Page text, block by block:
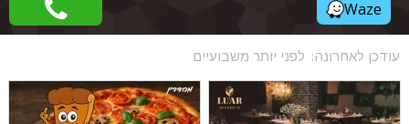
Waze
עודכן לאחרונה: לפני יותר משבועיים